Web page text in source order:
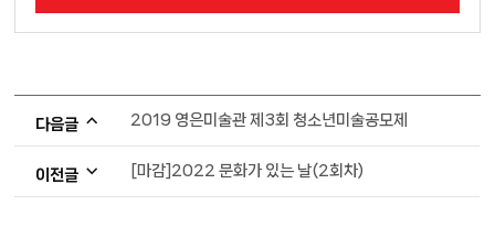
다음글 2019 영은미술관 제3회 청소년미술공모제
이전글 [마감]2022 문화가 있는 날(2회차)